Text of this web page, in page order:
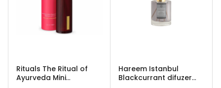
Rituals The Ritual of
Ayurveda Mini
Hareem Istanbul
Blackcurrant difuzer